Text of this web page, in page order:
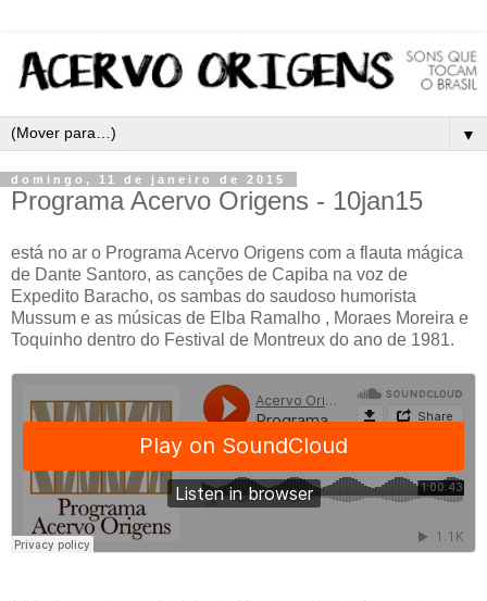
▼
domingo, 11 de janeiro de 2015
Programa Acervo Origens - 10jan15
está no ar o Programa Acervo Origens com a flauta mágica
de Dante Santoro, as canções de Capiba na voz de
Expedito Baracho, os sambas do saudoso humorista
Mussum e as músicas de Elba Ramalho , Moraes Moreira e
Toquinho dentro do Festival de Montreux do ano de 1981.